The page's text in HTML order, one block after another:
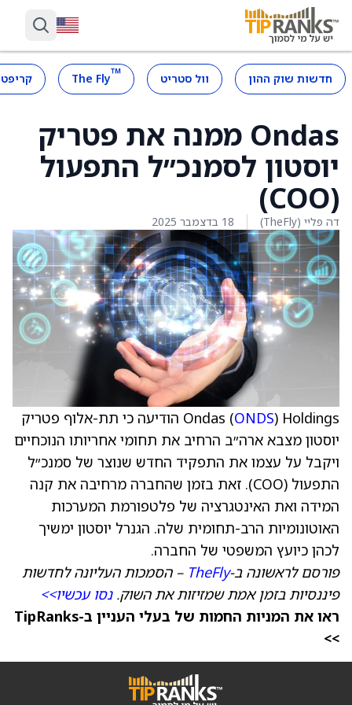
חדשות שוק ההון וול סטריט ™
The Fly
Ondas ממנה את פטריק
יוסטון לסמנכ״ל התפעול
(COO)
דה פליי (TheFly) 18 בדצמבר 2025
Ondas (ONDS
) Holdings הודיעה כי תת-אלוף פטריק
יוסטון מצבא ארה״ב הרחיב את תחומי אחריותו הנוכחיים
ויקבל על עצמו את התפקיד החדש שנוצר של סמנכ״ל
התפעול (COO). זאת בזמן שהחברה מרחיבה את קנה
המידה ואת האינטגרציה של פלטפורמת המערכות
האוטונומיות הרב-תחומית שלה. הגנרל יוסטון ימשיך
לכהן כיועץ המשפטי של החברה.
פורסם לראשונה ב-TheFly – הסמכות העליונה לחדשות
פיננסיות בזמן אמת שמזיזות את השוק.נסו עכשיו>>
ראו את המניות החמות של בעלי העניין ב-TipRanks
>>